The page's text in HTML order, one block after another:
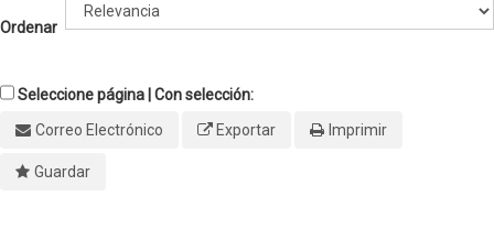
Ordenar
Seleccione página | Con selección:
Correo Electrónico
Exportar Imprimir
Guardar